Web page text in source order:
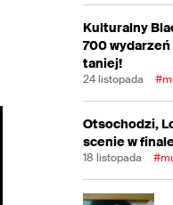
Kulturalny
700 wydarzeń
taniej!
24 listopada
Otsochodzi,
scenie w
18 listopada